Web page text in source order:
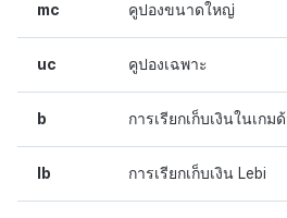
mc คูปองขนาดใหญ่
uc คูปองเฉพาะ
b การเรียกเก็บเงินในเกม
lb การเรียกเก็บเงิน Lebi